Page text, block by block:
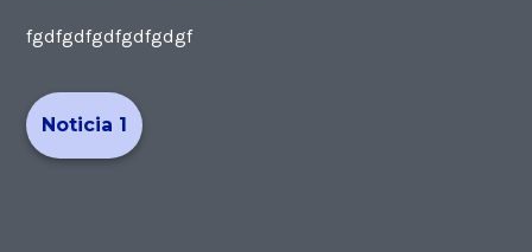
fgdfgdfgdfgdfgdgf
Noticia 1